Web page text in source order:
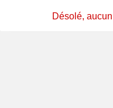
Désolé,